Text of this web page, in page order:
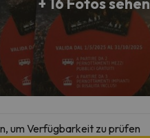
um Verfügbarkeit zu prüfen